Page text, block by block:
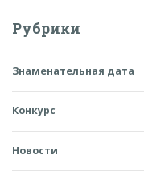
Рубрики
Знаменательная дата
Конкурс
Новости